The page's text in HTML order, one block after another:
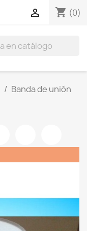
shopping_cart (0)

Banda de unión